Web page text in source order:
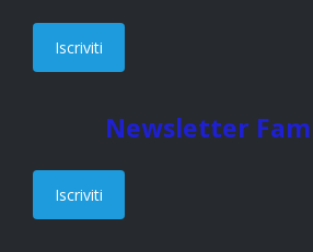
Iscriviti
Newsletter
Iscriviti